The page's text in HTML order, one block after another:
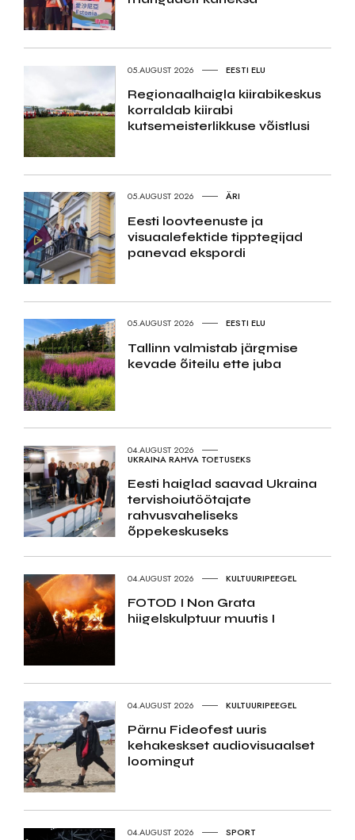
05.AUGUST 2026 EESTI ELU
Regionaalhaigla kiirabikeskus
korraldab kiirabi
kutsemeisterlikkuse võistlusi
05.AUGUST 2026 ÄRI
Eesti loovteenuste ja
visuaalefektide tipptegijad
panevad ekspordi
05.AUGUST 2026 EESTI ELU
Tallinn valmistab järgmise
kevade õiteilu ette juba
04.AUGUST 2026
UKRAINA RAHVA TOETUSEKS
Eesti haiglad saavad Ukraina
tervishoiutöötajate
rahvusvaheliseks
õppekeskuseks
04.AUGUST 2026 KULTUURIPEEGEL
FOTOD I Non Grata
hiigelskulptuur muutis I
04.AUGUST 2026 KULTUURIPEEGEL
Pärnu Fideofest uuris
kehakeskset audiovisuaalset
loomingut
04.AUGUST 2026 SPORT